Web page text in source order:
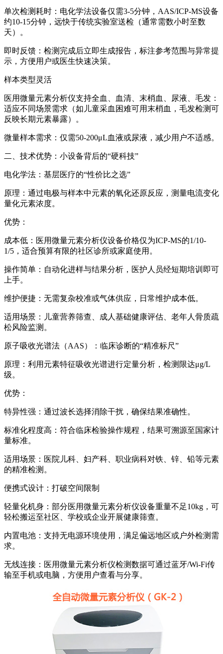
单次检测耗时：电化学法设备仅需3-5分钟，AAS/ICP-MS设备
约10-15分钟，远快于传统实验室送检（通常需数小时至数
天）。
即时反馈：检测完成后立即生成报告，标注参考范围与异常提
示，方便用户或医生快速决策。
样本类型灵活
医用微量元素分析仪支持全血、血清、末梢血、尿液、毛发：
适应不同场景需求（如儿童采血困难可用末梢血，毛发检测可
反映长期元素暴露）。
微量样本需求：仅需50-200μL血液或尿液，减少用户不适感。
二、技术优势：小设备背后的“硬科技”
电化学法：基层医疗的“性价比之选”
原理：通过电极与样本中元素的氧化还原反应，测量电流变化
量化元素浓度。
优势：
成本低：医用微量元素分析仪设备价格仅为ICP-MS的1/10-
1/5，适合预算有限的社区诊所或家庭使用。
操作简单：自动化进样与结果分析，医护人员经短期培训即可
上手。
维护便捷：无需复杂校准或气体供应，日常维护成本低。
适用场景：儿童营养筛查、成人基础健康评估、老年人骨质疏
松风险监测。
原子吸收光谱法（AAS）：临床诊断的“精准标尺”
原理：利用元素特征吸收光谱进行定量分析，检测限达μg/L
级。
优势：
特异性强：通过波长选择消除干扰，确保结果准确性。
标准化程度高：符合临床检验操作规程，结果可溯源至国家计
量标准。
适用场景：医院儿科、妇产科、职业病科对铁、锌、铅等元素
的精准检测。
便携式设计：打破空间限制
轻量化机身：部分医用微量元素分析仪设备重量不足10kg，可
轻松搬运至社区、学校或企业开展健康筛查。
内置电池：支持无电源环境使用，满足偏远地区或户外检测需
求。
无线连接：医用微量元素分析仪检测数据可通过蓝牙/Wi-Fi传
输至手机或电脑，方便用户查看与分享。